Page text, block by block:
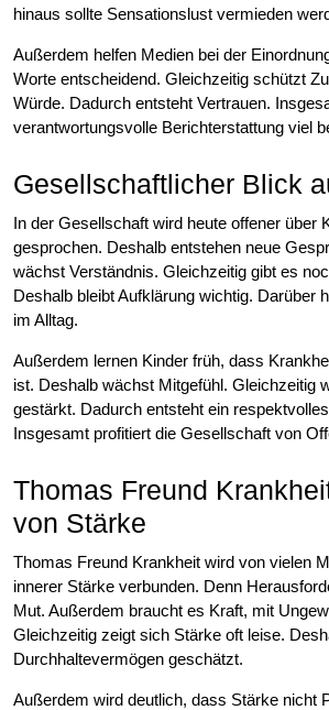
hinaus sollte Sensationslust vermieden
Außerdem helfen Medien bei der
Worte entscheidend. Gleichzeitig schützt
Würde. Dadurch entsteht Vertrauen.
verantwortungsvolle Berichterstattung viel
Gesellschaftlicher Blick
In der Gesellschaft wird heute offener über
gesprochen. Deshalb entstehen neue
wächst Verständnis. Gleichzeitig gibt es
Deshalb bleibt Aufklärung wichtig. Darüber
im Alltag.
Außerdem lernen Kinder früh, dass
ist. Deshalb wächst Mitgefühl. Gleichzeitig
gestärkt. Dadurch entsteht ein
Insgesamt profitiert die Gesellschaft von
Thomas Freund
von Stärke
Thomas Freund Krankheit wird von vielen
innerer Stärke verbunden. Denn
Mut. Außerdem braucht es Kraft, mit
Gleichzeitig zeigt sich Stärke oft leise.
Durchhaltevermögen geschätzt.
Außerdem wird deutlich, dass Stärke nicht